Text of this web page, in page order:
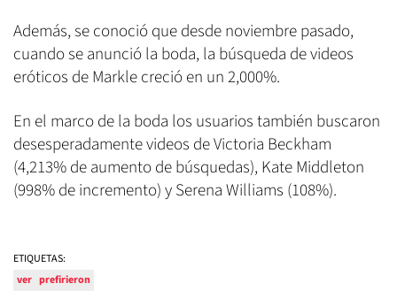
Además, se conoció que desde noviembre pasado,
cuando se anunció la boda, la búsqueda de videos
eróticos de Markle creció en un 2,000%.
En el marco de la boda los usuarios también buscaron
desesperadamente videos de Victoria Beckham
(4,213% de aumento de búsquedas), Kate Middleton
(998% de incremento) y Serena Williams (108%).
ETIQUETAS:
ver prefirieron